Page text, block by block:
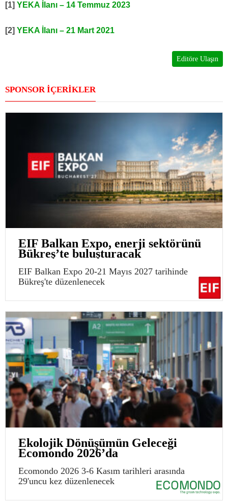
[1] YEKA İlanı – 14 Temmuz 2023
[2] YEKA İlanı – 21 Mart 2021
Editöre Ulaşın
SPONSOR İÇERİKLER
EIF Balkan Expo, enerji sektörünü
Bükreş’te buluşturacak
EIF Balkan Expo 20-21 Mayıs 2027 tarihinde
Bükreş'te düzenlenecek
Ekolojik Dönüşümün Geleceği
Ecomondo 2026’da
Ecomondo 2026 3-6 Kasım tarihleri arasında
29'uncu kez düzenlenecek